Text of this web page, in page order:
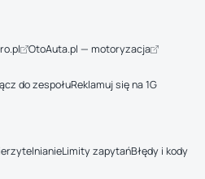
OtoAuta.pl — motoryzacja
do zespołuReklamuj się na 1G
Limity zapytańBłędy i kody